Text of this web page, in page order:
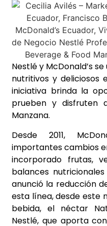
Nestlé y McDonald’s
nutritivos y deliciosos
iniciativa brinda la
prueben y disfruten
Manzana.
Desde 2011,
importantes cambios
incorporado frutas,
balances
anunció la reducción
esta línea, desde este
bebida, el néctar
Nestlé, que aporta